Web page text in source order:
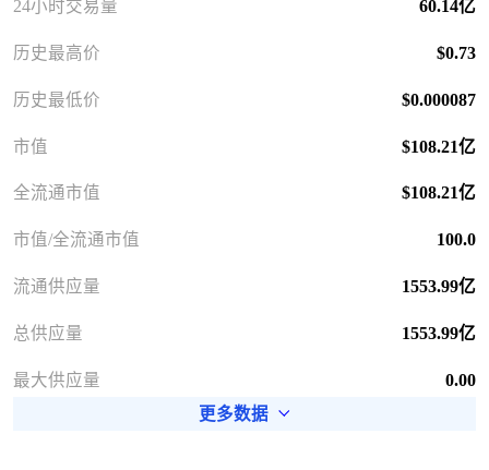
24小时交易量 60.14亿
历史最高价 $0.73
历史最低价 $0.000087
市值 $108.21亿
全流通市值 $108.21亿
市值/全流通市值 100.0
流通供应量 1553.99亿
总供应量 1553.99亿
最大供应量
0.00
更多数据